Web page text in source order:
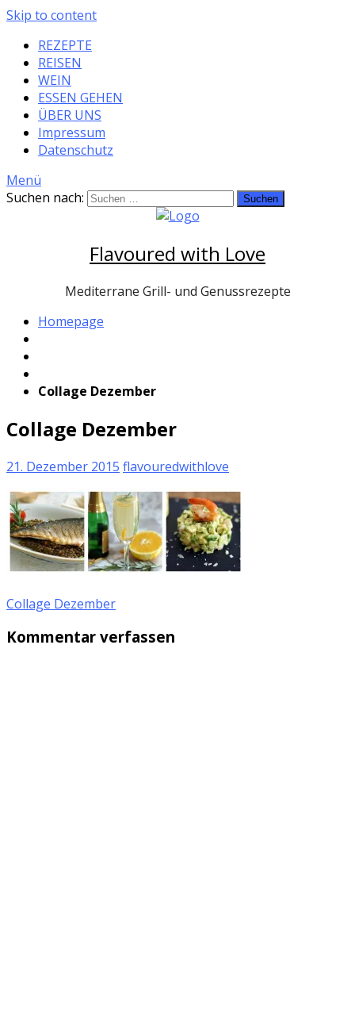
Skip to content
REZEPTE
REISEN
WEIN
ESSEN GEHEN
ÜBER UNS
Impressum
Datenschutz
Menü
Suchen nach:
Flavoured with Love
Mediterrane Grill- und Genussrezepte
Homepage
Collage Dezember
Collage Dezember
21. Dezember 2015 flavouredwithlove
Collage Dezember
Kommentar verfassen